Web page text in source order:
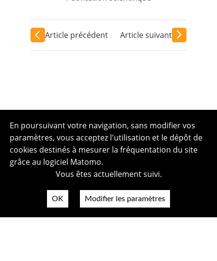
Article précédent Article suivant
En poursuivant votre navigation, sans modifier vos
paramètres, vous acceptez l'utilisation et le dépôt de
cookies destinés à mesurer la fréquentation du site
grâce au logiciel Matomo.
Vous êtes actuellement suivi.
OK Modifier les paramètres